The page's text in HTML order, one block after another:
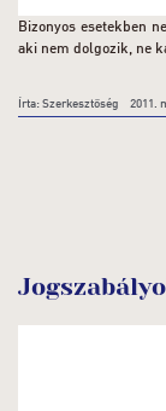
Bizonyos esetekben
aki nem dolgozik, ne
Írta: Szerkesztőség 2011.